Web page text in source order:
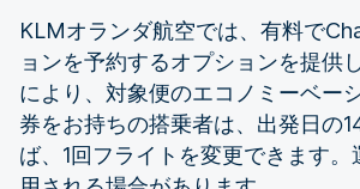
KLMオランダ航空では、有料で
ョンを予約するオプションを提供
により、対象便のエコノミーベー
券をお持ちの搭乗者は、出発日の
ば、1回フライトを変更できます。